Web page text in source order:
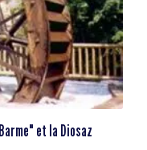
et la Diosaz